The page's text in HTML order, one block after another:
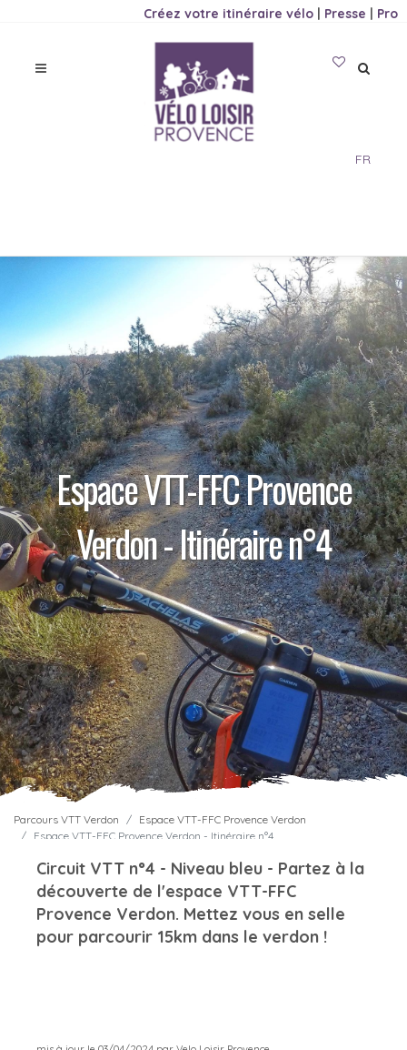
Créez votre itinéraire vélo | Presse | Pro
FR
Espace VTT-FFC Provence
Verdon - Itinéraire n°4
Parcours VTT Verdon
Espace VTT-FFC Provence Verdon
Espace VTT-FFC Provence Verdon - Itinéraire n°4
Circuit VTT n°4 - Niveau bleu - Partez à la
découverte de l'espace VTT-FFC
Provence Verdon. Mettez vous en selle
pour parcourir 15km dans le verdon !